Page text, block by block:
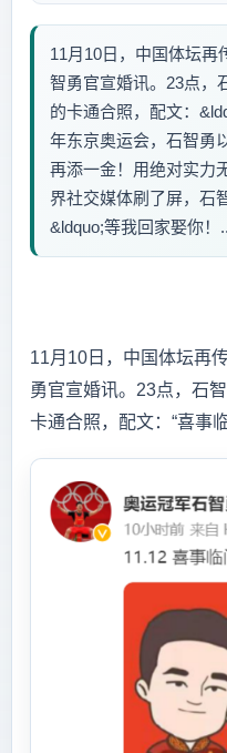
11月10日，中国体坛再
智勇官宣婚讯。23点，
的卡通合照，配文：
年东京奥运会，石智勇
再添一金！用绝对实力
界社交媒体刷了屏，石
&ldquo;等我回家娶你！
11月10日，中国体坛再
勇官宣婚讯。23点，石
卡通合照，配文：“喜事